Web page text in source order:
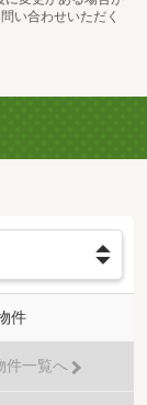
い合わせいただく
件
件一覧へ